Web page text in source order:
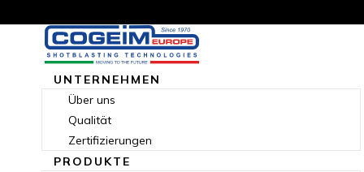
UNTERNEHMEN
Über uns
Qualität
Zertifizierungen
PRODUKTE